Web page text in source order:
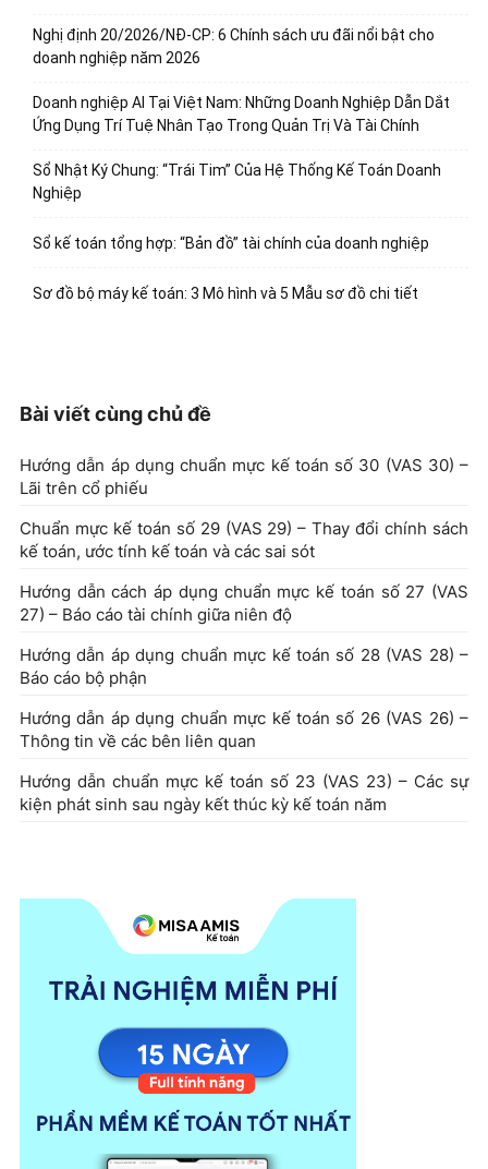
Nghị định 20/2026/NĐ-CP: 6 Chính sách ưu đãi nổi bật cho
doanh nghiệp năm 2026
Doanh nghiệp AI Tại Việt Nam: Những Doanh Nghiệp Dẫn Dắt
Ứng Dụng Trí Tuệ Nhân Tạo Trong Quản Trị Và Tài Chính
Sổ Nhật Ký Chung: “Trái Tim” Của Hệ Thống Kế Toán Doanh
Nghiệp
Sổ kế toán tổng hợp: “Bản đồ” tài chính của doanh nghiệp
Sơ đồ bộ máy kế toán: 3 Mô hình và 5 Mẫu sơ đồ chi tiết
Bài viết cùng chủ đề
Hướng dẫn áp dụng chuẩn mực kế toán số 30 (VAS 30) –
Lãi trên cổ phiếu
Chuẩn mực kế toán số 29 (VAS 29) – Thay đổi chính sách
kế toán, ước tính kế toán và các sai sót
Hướng dẫn cách áp dụng chuẩn mực kế toán số 27 (VAS
27) – Báo cáo tài chính giữa niên độ
Hướng dẫn áp dụng chuẩn mực kế toán số 28 (VAS 28) –
Báo cáo bộ phận
Hướng dẫn áp dụng chuẩn mực kế toán số 26 (VAS 26) –
Thông tin về các bên liên quan
Hướng dẫn chuẩn mực kế toán số 23 (VAS 23) – Các sự
kiện phát sinh sau ngày kết thúc kỳ kế toán năm